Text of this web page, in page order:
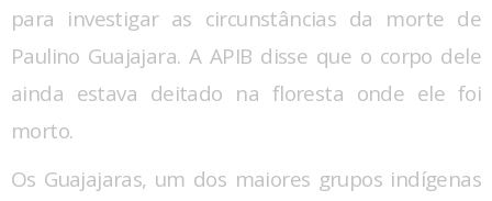
para investigar as circunstâncias da morte de
Paulino Guajajara. A APIB disse que o corpo dele
ainda estava deitado na floresta onde ele foi
morto.
Os Guajajaras, um dos maiores grupos indígenas